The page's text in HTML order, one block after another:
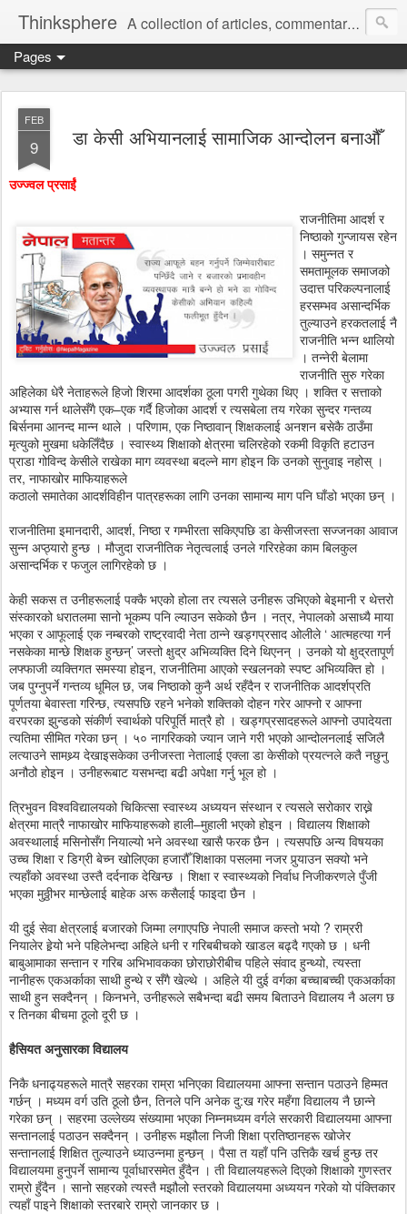
Thinksphere A collection of articles, commentaries, book reviews, rants, poems.
Pages
FEB
9 डा केसी अभियानलाई सामाजिक आन्दोलन बनाऔँ
उज्ज्वल प्रसाईं
राजनीतिमा आदर्श र
निष्ठाको गुन्जायस रहेन
। समुन्नत र
समतामूलक समाजको
उदात्त परिकल्पनालाई
हरसम्भव असान्दर्भिक
तुल्याउने हरकतलाई नै
राजनीति भन्न थालियो
। तन्नेरी बेलामा
राजनीति सुरु गरेका
अहिलेका धेरै नेताहरूले हिजो शिरमा आदर्शका ठूला पगरी गुथेका थिए । शक्ति र सत्ताको
अभ्यास गर्न थालेसँगै एक–एक गर्दै हिजोका आदर्श र त्यसबेला तय गरेका सुन्दर गन्तव्य
बिर्सनमा आनन्द मान्न थाले । परिणाम, एक निष्ठावान् शिक्षकलाई अनशन बसेकै ठाउँमा
मृत्युको मुखमा धकेलिँदैछ । स्वास्थ्य शिक्षाको क्षेत्रमा चलिरहेको रकमी विकृति हटाउन
प्राडा गोविन्द केसीले राखेका माग व्यवस्था बदल्ने माग होइन कि उनको सुनुवाइ नहोस् ।
तर, नाफाखोर माफियाहरूले
कठालो समातेका आदर्शविहीन पात्रहरूका लागि उनका सामान्य माग पनि घाँडो भएका छन् ।
राजनीतिमा इमानदारी, आदर्श, निष्ठा र गम्भीरता सकिएपछि डा केसीजस्ता सज्जनका आवाज
सुन्न अप्ठ्यारो हुन्छ । मौजुदा राजनीतिक नेतृत्वलाई उनले गरिरहेका काम बिलकुल
असान्दर्भिक र फजुल लागिरहेको छ ।
केही सकस त उनीहरूलाई पक्कै भएको होला तर त्यसले उनीहरू उभिएको बेइमानी र थेत्तरो
संस्कारको धरातलमा सानो भूकम्प पनि ल्याउन सकेको छैन । नत्र, नेपालको असाध्यै माया
भएका र आफूलाई एक नम्बरको राष्ट्रवादी नेता ठान्ने खड्गप्रसाद ओलीले ‘ आत्महत्या गर्न
नसकेका मान्छे शिक्षक हुन्छन्’ जस्तो क्षुद्र अभिव्यक्ति दिने थिएनन् । उनको यो क्षुद्रतापूर्ण
लफ्फाजी व्यक्तिगत समस्या होइन, राजनीतिमा आएको स्खलनको स्पष्ट अभिव्यक्ति हो ।
जब पुग्नुपर्ने गन्तव्य धूमिल छ, जब निष्ठाको कुनै अर्थ रहँदैन र राजनीतिक आदर्शप्रति
पूर्णतया बेवास्ता गरिन्छ, त्यसपछि रहने भनेको शक्तिको दोहन गरेर आफ्नो र आफ्ना
वरपरका झुन्डको संकीर्ण स्वार्थको परिपूर्ति मात्रै हो । खड्गप्रसादहरूले आफ्नो उपादेयता
त्यतिमा सीमित गरेका छन् । ५० नागरिकको ज्यान जाने गरी भएको आन्दोलनलाई सजिलै
लत्याउने सामथ्र्य देखाइसकेका उनीजस्ता नेतालाई एक्ला डा केसीको प्रयत्नले कतै नछुनु
अनौठो होइन । उनीहरूबाट यसभन्दा बढी अपेक्षा गर्नु भूल हो ।
त्रिभुवन विश्वविद्यालयको चिकित्सा स्वास्थ्य अध्ययन संस्थान र त्यसले सरोकार राख्ने
क्षेत्रमा मात्रै नाफाखोर माफियाहरूको हाली–मुहाली भएको होइन । विद्यालय शिक्षाको
अवस्थालाई मसिनोसँग नियाल्यो भने अवस्था खासै फरक छैन । त्यसपछि अन्य विषयका
उच्च शिक्षा र डिग्री बेच्न खोलिएका हजारौँ शिक्षाका पसलमा नजर पुर्‍याउन सक्यो भने
त्यहाँको अवस्था उस्तै दर्दनाक देखिन्छ । शिक्षा र स्वास्थ्यको निर्वाध निजीकरणले पुँजी
भएका मुठ्ठीभर मान्छेलाई बाहेक अरू कसैलाई फाइदा छैन ।
यी दुई सेवा क्षेत्रलाई बजारको जिम्मा लगाएपछि नेपाली समाज कस्तो भयो ? राम्ररी
नियालेर हेर्‍यो भने पहिलेभन्दा अहिले धनी र गरिबबीचको खाडल बढ्दै गएको छ । धनी
बाबुआमाका सन्तान र गरिब अभिभावकका छोराछोरीबीच पहिले संवाद हुन्थ्यो, त्यस्ता
नानीहरू एकअर्काका साथी हुन्थे र सँगै खेल्थे । अहिले यी दुई वर्गका बच्चाबच्ची एकअर्काका
साथी हुन सक्दैनन् । किनभने, उनीहरूले सबैभन्दा बढी समय बिताउने विद्यालय नै अलग छ
र तिनका बीचमा ठूलो दूरी छ ।
हैसियत अनुसारका विद्यालय
निकै धनाढ्यहरूले मात्रै सहरका राम्रा भनिएका विद्यालयमा आफ्ना सन्तान पठाउने हिम्मत
गर्छन् । मध्यम वर्ग उति ठूलो छैन, तिनले पनि अनेक दु:ख गरेर महँगा विद्यालय नै छान्ने
गरेका छन् । सहरमा उल्लेख्य संख्यामा भएका निम्नमध्यम वर्गले सरकारी विद्यालयमा आफ्ना
सन्तानलाई पठाउन सक्दैनन् । उनीहरू मझौला निजी शिक्षा प्रतिष्ठानहरू खोजेर
सन्तानलाई शिक्षित तुल्याउने ध्याउन्नमा हुन्छन् । पैसा त यहाँ पनि उत्तिकै खर्च हुन्छ तर
विद्यालयमा हुनुपर्ने सामान्य पूर्वाधारसमेत हुँदैन । ती विद्यालयहरूले दिएको शिक्षाको गुणस्तर
राम्रो हुँदैन । सानो सहरको त्यस्तै मझौलो स्तरको विद्यालयमा अध्ययन गरेको यो पंक्तिकार
त्यहाँ पाइने शिक्षाको स्तरबारे राम्रो जानकार छ ।